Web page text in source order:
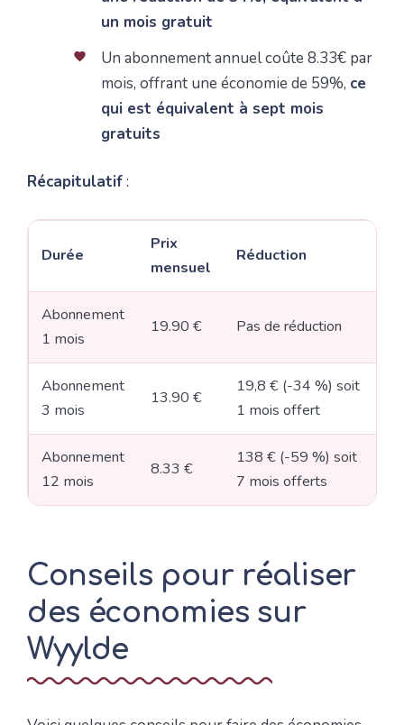
un mois gratuit
Un abonnement annuel coûte 8.33€ par
mois, offrant une économie de 59%, ce
qui est équivalent à sept mois
gratuits
Récapitulatif:
Durée
Prix
mensuel
Réduction
Abonnement
1 mois
19.90 € Pas de réduction
Abonnement
3 mois
13.90 €
19,8 € (-34 %) soit
1 mois offert
Abonnement
12 mois
8.33 €
138 € (-59 %) soit
7 mois offerts
Conseils pour réaliser
des économies sur
Wyylde